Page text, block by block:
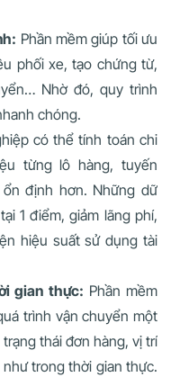
Phần mềm giúp tối ưu
phối xe, tạo chứng từ,
Nhờ đó, quy trình
chóng.
có thể tính toán chi
từng lô hàng, tuyến
định hơn. Những dữ
1 điểm, giảm lãng phí,
hiệu suất sử dụng tài
gian thực: Phần mềm
trình vận chuyển một
thái đơn hàng, vị trí
trong thời gian thực.